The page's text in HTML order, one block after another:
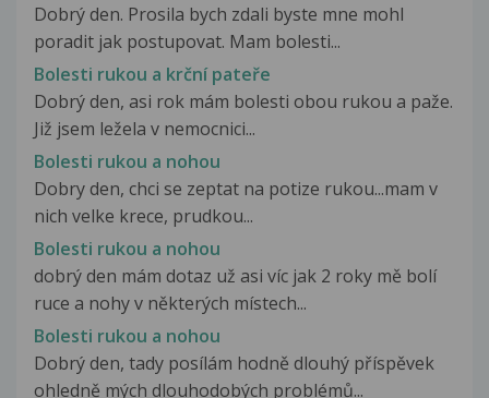
Dobrý den. Prosila bych zdali byste mne mohl
poradit jak postupovat. Mam bolesti...
Bolesti rukou a krční pateře
Dobrý den, asi rok mám bolesti obou rukou a paže.
Již jsem ležela v nemocnici...
Bolesti rukou a nohou
Dobry den, chci se zeptat na potize rukou...mam v
nich velke krece, prudkou...
Bolesti rukou a nohou
dobrý den mám dotaz už asi víc jak 2 roky mě bolí
ruce a nohy v některých místech...
Bolesti rukou a nohou
Dobrý den, tady posílám hodně dlouhý příspěvek
ohledně mých dlouhodobých problémů...